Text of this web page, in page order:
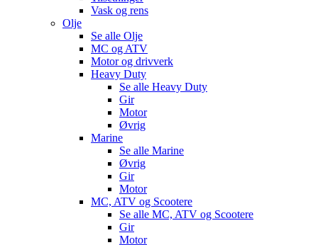
Vask og rens
Olje
Se alle Olje
MC og ATV
Motor og drivverk
Heavy Duty
Se alle Heavy Duty
Gir
Motor
Øvrig
Marine
Se alle Marine
Øvrig
Gir
Motor
MC, ATV og Scootere
Se alle MC, ATV og Scootere
Gir
Motor